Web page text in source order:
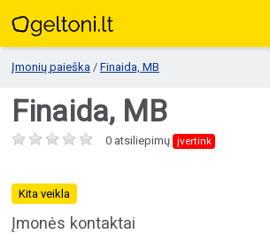
Įmonių paieška / Finaida, MB
Finaida, MB
0 atsiliepimų įvertink
Kita veikla
Įmonės kontaktai